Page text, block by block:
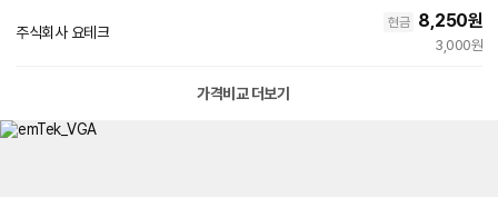
주식회사 요테크
현금 8,250원
3,000원
가격비교 더보기